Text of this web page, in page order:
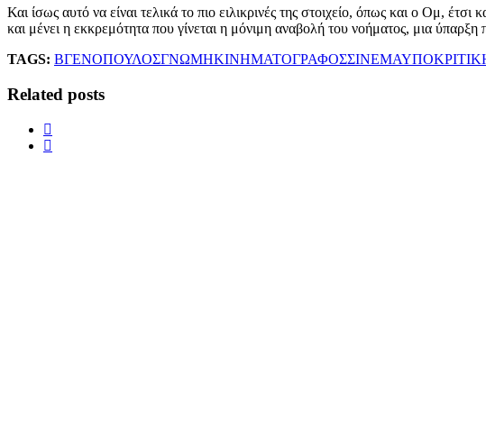
Και ίσως αυτό να είναι τελικά το πιο ειλικρινές της στοιχείο, όπως και ο Ομ,
και μένει η εκκρεμότητα που γίνεται η μόνιμη αναβολή του νοήματος, μια
TAGS: ΒΓΕΝΟΠΟΥΛΟΣΓΝΩΜΗΚΙΝΗΜΑΤΟΓΡΑΦΟΣΣΙΝΕΜΑ
Related posts